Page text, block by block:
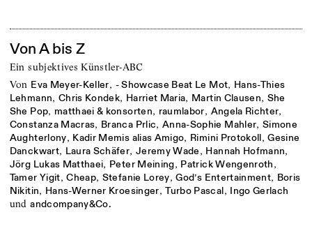
Von A bis Z
Ein subjektives Künstler-ABC
von Eva Meyer-Keller, - Showcase Beat Le Mot, Hans-Thies
Lehmann, Chris Kondek, Harriet Maria, Martin Clausen, She
She Pop, matthaei & konsorten, raumlabor, Angela Richter,
Constanza Macras, Branca Prlic, Anna-Sophie Mahler,Simone
Aughterlony, Kadir Memis alias Amigo, Rimini Protokoll,Gesine
Danckwart, Laura Schäfer, Jeremy Wade, Hannah Hofmann,
Jörg Lukas Matthaei, Peter Meining, Patrick Wengenroth,
Tamer Yigit,Cheap, Stefanie Lorey,God’s Entertainment, Boris
Nikitin, Hans-Werner Kroesinger,Turbo Pascal, Ingo Gerlach
und andcompany&Co.